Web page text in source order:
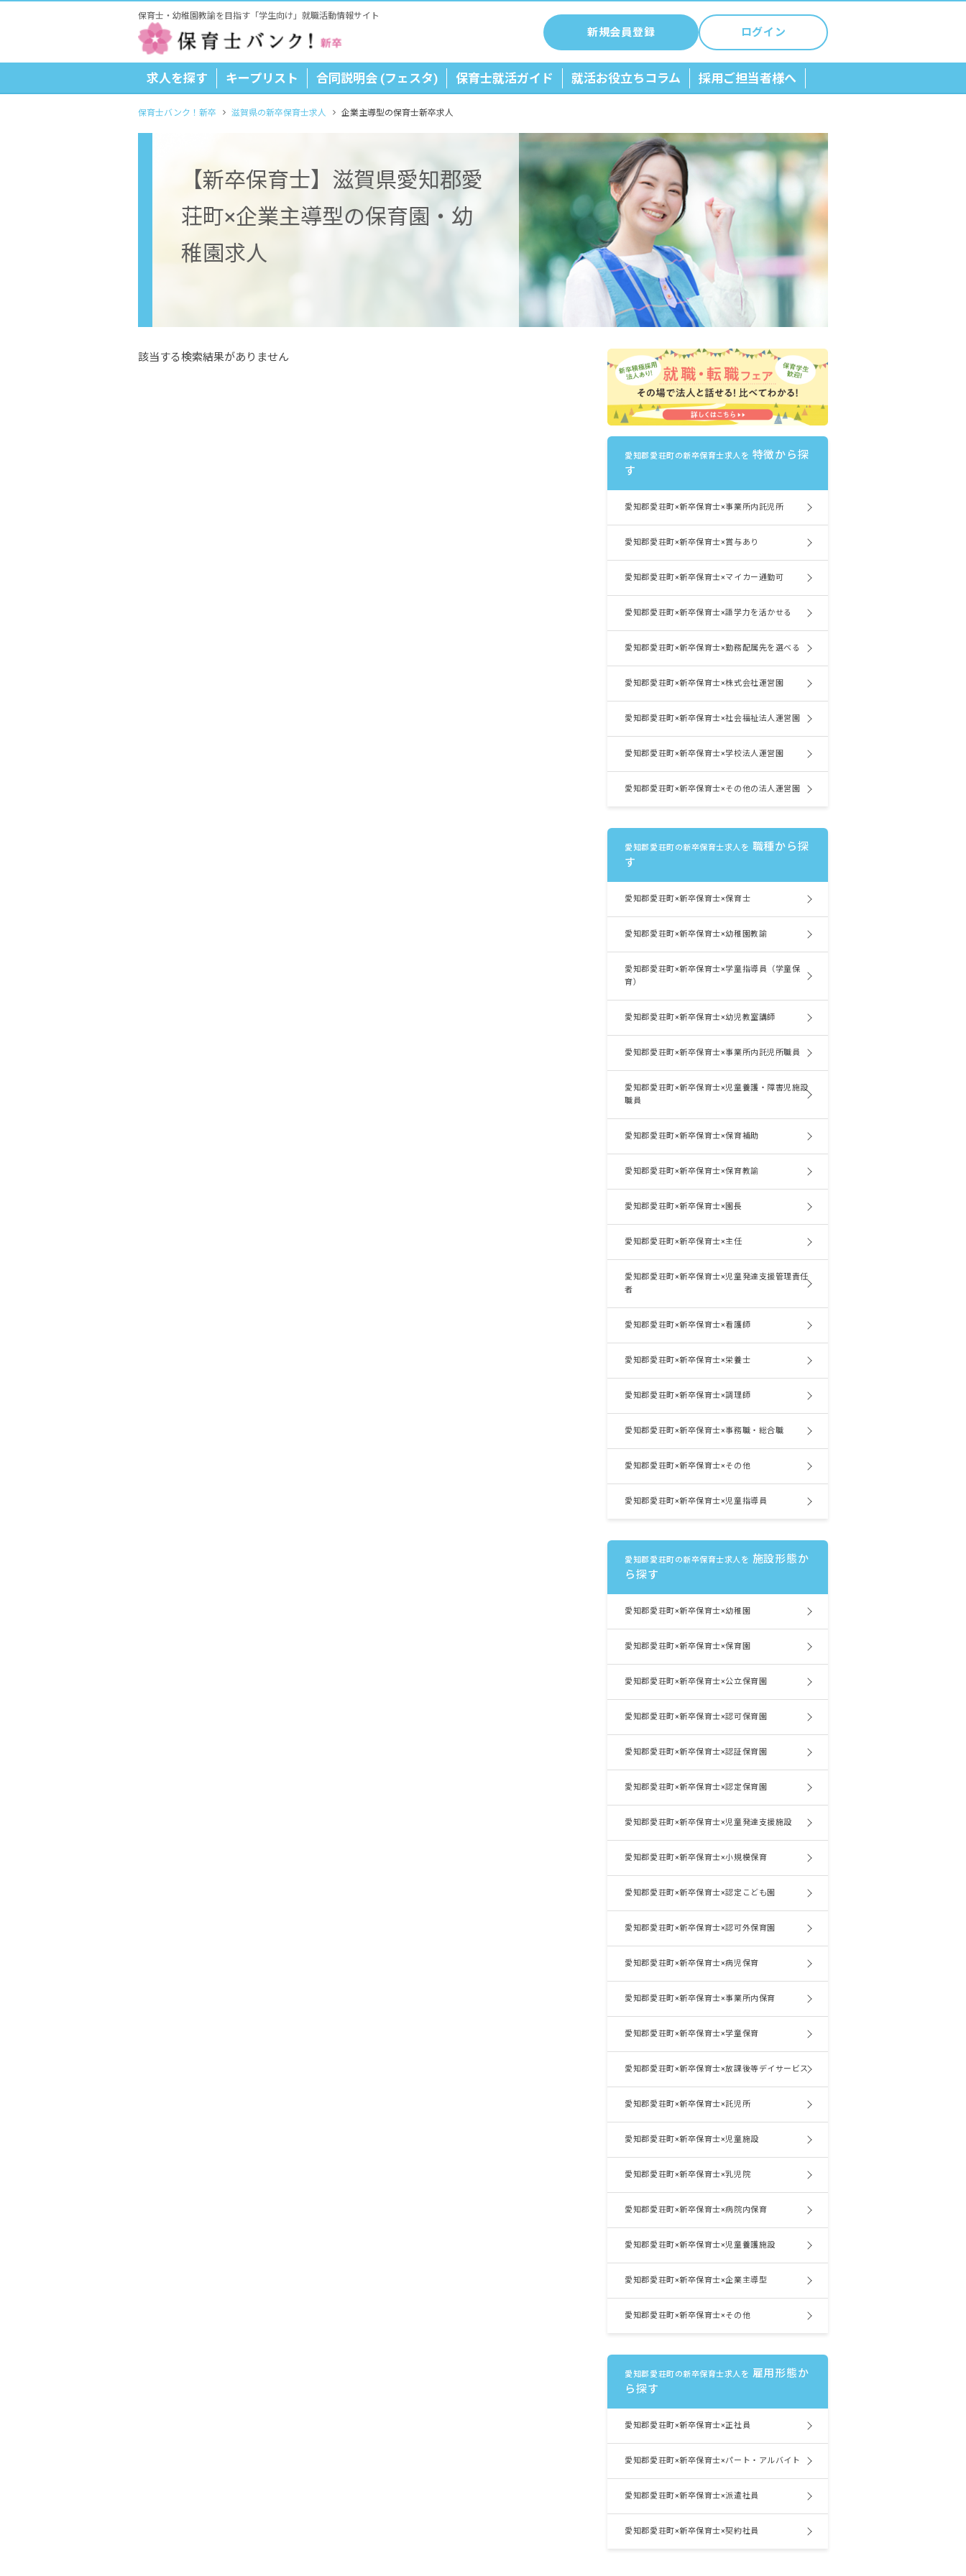
保育士・幼稚園教諭を目指す「学生向け」就職活動情報サイト
新規会員登録 ログイン
求人を探す キープリスト 合同説明会 (フェスタ) 保育士就活ガイド 就活お役立ちコラム 採用ご担当者様へ
保育士バンク！新卒 滋賀県の新卒保育士求人 企業主導型の保育士新卒求人
【新卒保育士】滋賀県愛知郡愛
荘町×企業主導型の保育園・幼
稚園求人
該当する検索結果がありません
愛知郡愛荘町の新卒保育士求人を 特徴から探
す
愛知郡愛荘町×新卒保育士×事業所内託児所
愛知郡愛荘町×新卒保育士×賞与あり
愛知郡愛荘町×新卒保育士×マイカー通勤可
愛知郡愛荘町×新卒保育士×語学力を活かせる
愛知郡愛荘町×新卒保育士×勤務配属先を選べる
愛知郡愛荘町×新卒保育士×株式会社運営園
愛知郡愛荘町×新卒保育士×社会福祉法人運営園
愛知郡愛荘町×新卒保育士×学校法人運営園
愛知郡愛荘町×新卒保育士×その他の法人運営園
愛知郡愛荘町の新卒保育士求人を 職種から探
す
愛知郡愛荘町×新卒保育士×保育士
愛知郡愛荘町×新卒保育士×幼稚園教諭
愛知郡愛荘町×新卒保育士×学童指導員（学童保
育）
愛知郡愛荘町×新卒保育士×幼児教室講師
愛知郡愛荘町×新卒保育士×事業所内託児所職員
愛知郡愛荘町×新卒保育士×児童養護・障害児施設
職員
愛知郡愛荘町×新卒保育士×保育補助
愛知郡愛荘町×新卒保育士×保育教諭
愛知郡愛荘町×新卒保育士×園長
愛知郡愛荘町×新卒保育士×主任
愛知郡愛荘町×新卒保育士×児童発達支援管理責任
者
愛知郡愛荘町×新卒保育士×看護師
愛知郡愛荘町×新卒保育士×栄養士
愛知郡愛荘町×新卒保育士×調理師
愛知郡愛荘町×新卒保育士×事務職・総合職
愛知郡愛荘町×新卒保育士×その他
愛知郡愛荘町×新卒保育士×児童指導員
愛知郡愛荘町の新卒保育士求人を 施設形態か
ら探す
愛知郡愛荘町×新卒保育士×幼稚園
愛知郡愛荘町×新卒保育士×保育園
愛知郡愛荘町×新卒保育士×公立保育園
愛知郡愛荘町×新卒保育士×認可保育園
愛知郡愛荘町×新卒保育士×認証保育園
愛知郡愛荘町×新卒保育士×認定保育園
愛知郡愛荘町×新卒保育士×児童発達支援施設
愛知郡愛荘町×新卒保育士×小規模保育
愛知郡愛荘町×新卒保育士×認定こども園
愛知郡愛荘町×新卒保育士×認可外保育園
愛知郡愛荘町×新卒保育士×病児保育
愛知郡愛荘町×新卒保育士×事業所内保育
愛知郡愛荘町×新卒保育士×学童保育
愛知郡愛荘町×新卒保育士×放課後等デイサービス
愛知郡愛荘町×新卒保育士×託児所
愛知郡愛荘町×新卒保育士×児童施設
愛知郡愛荘町×新卒保育士×乳児院
愛知郡愛荘町×新卒保育士×病院内保育
愛知郡愛荘町×新卒保育士×児童養護施設
愛知郡愛荘町×新卒保育士×企業主導型
愛知郡愛荘町×新卒保育士×その他
愛知郡愛荘町の新卒保育士求人を 雇用形態か
ら探す
愛知郡愛荘町×新卒保育士×正社員
愛知郡愛荘町×新卒保育士×パート・アルバイト
愛知郡愛荘町×新卒保育士×派遣社員
愛知郡愛荘町×新卒保育士×契約社員